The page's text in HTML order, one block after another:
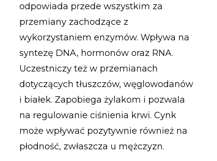
odpowiada przede wszystkim za
przemiany zachodzące z
wykorzystaniem enzymów. Wpływa na
syntezę DNA, hormonów oraz RNA.
Uczestniczy też w przemianach
dotyczących tłuszczów, węglowodanów
i białek. Zapobiega żylakom i pozwala
na regulowanie ciśnienia krwi. Cynk
może wpływać pozytywnie również na
płodność, zwłaszcza u mężczyzn.